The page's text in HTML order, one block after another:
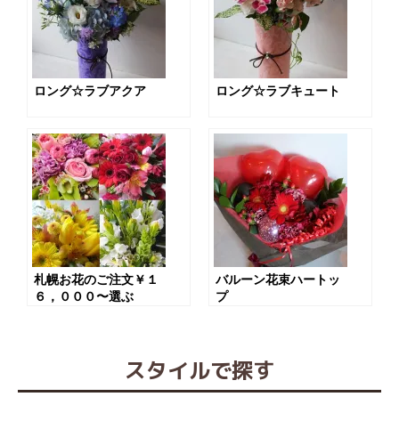
ロング☆ラブアクア ロング☆ラブキュート
札幌お花のご注文￥１
６，０００〜選ぶ
バルーン花束ハートッ
プ
スタイルで探す